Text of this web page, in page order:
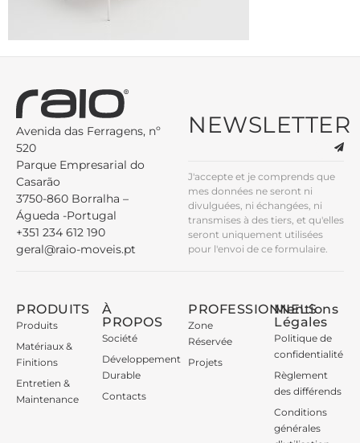
Avenida das Ferragens, nº
520
Parque Empresarial do
Casarão
3750-860 Borralha –
Águeda -Portugal
+351 234 612 190
geral@raio-moveis.pt
NEWSLETTER
J'accepte et je comprends que
mes données ne seront ni
divulguées, ni échangées, ni
transmises à des tiers, et qu'elles
seront uniquement utilisées
pour l'envoi de ce formulaire.
PRODUITS
Produits
Matériaux &
Finitions
Entretien &
Maintenance
À
PROPOS
Société
Développement
Durable
Contacts
PROFESSIONNELS
Zone
Réservée
Projets
Mentions
Légales
Politique de
confidentialité
Règlement
des différends
Conditions
générales